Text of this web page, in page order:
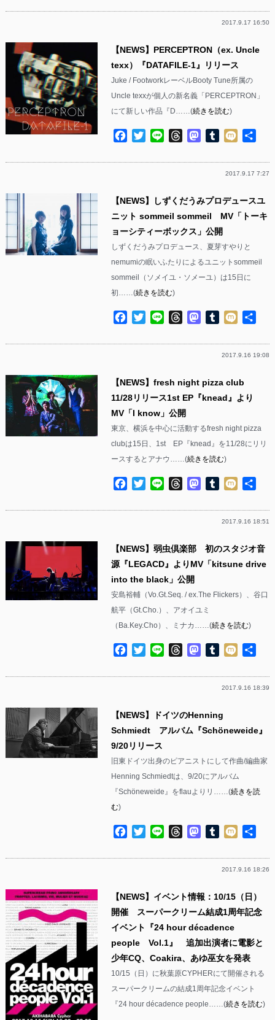
2017.9.17 16:50
【NEWS】PERCEPTRON（ex. Uncle
texx）『DATAFILE​-​1』リリース
Juke / FootworkレーベルBooty Tune所属の
Uncle texxが個人の新名義「PERCEPTRON」
にて新しい作品『D……(続きを読む)
Facebook
TwitterLine ThreadsMastodon
Tumblr
Mixi
2017.9.17 7:27
【NEWS】しずくだうみプロデュースユ
ニット sommeil sommeil MV「トーキ
ョーシティーボックス」公開
しずくだうみプロデュース、夏芽すやりと
nemumiの眠いふたりによるユニットsommeil
sommeil（ソメイユ・ソメーユ）は15日に
初……(続きを読む)
Facebook
TwitterLine ThreadsMastodon
Tumblr
Mixi
2017.9.16 19:08
【NEWS】fresh night pizza club
11/28リリース1st EP『knead』より
MV「I know」公開
東京、横浜を中心に活動するfresh night pizza
clubは15日、1st EP『knead』を11/28にリリ
ースするとアナウ……(続きを読む)
Facebook
TwitterLine ThreadsMastodon
Tumblr
Mixi
2017.9.16 18:51
【NEWS】弱虫倶楽部 初のスタジオ音
源『LEGACD』よりMV「kitsune drive
into the black」公開
安島裕輔（Vo.Gt.Seq. / ex.The Flickers）、谷口
航平（Gt.Cho.）、アオイユミ
（Ba.Key.Cho）、ミナカ……(続きを読む)
Facebook
TwitterLine ThreadsMastodon
Tumblr
Mixi
2017.9.16 18:39
【NEWS】ドイツのHenning
Schmiedt アルバム『Schöneweide』
9/20リリース
旧東ドイツ出身のピアニストにして作曲/編曲家
Henning Schmiedtは、9/20にアルバム
『Schöneweide』をflauよりリ……(続きを読
む)
Facebook
TwitterLine ThreadsMastodon
Tumblr
Mixi
2017.9.16 18:26
【NEWS】イベント情報：10/15（日）
開催 スーパークリーム結成1周年記念
イベント『24 hour décadence
people Vol.1』 追加出演者に電影と
少年CQ、Coakira、あゆ巫女を発表
10/15（日）に秋葉原CYPHERにて開催される
スーパークリームの結成1周年記念イベント
『24 hour décadence people……(続きを読む)